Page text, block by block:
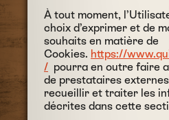
À tout moment,
choix d’exprimer et de
souhaits en matière de
Cookies. https://
/ pourra en outre faire
de prestataires
recueillir et traiter les
décrites dans cette